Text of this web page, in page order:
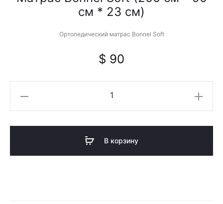
см * 23 см)
Ортопедический матрас Bonnel Soft
$ 90
В корзину